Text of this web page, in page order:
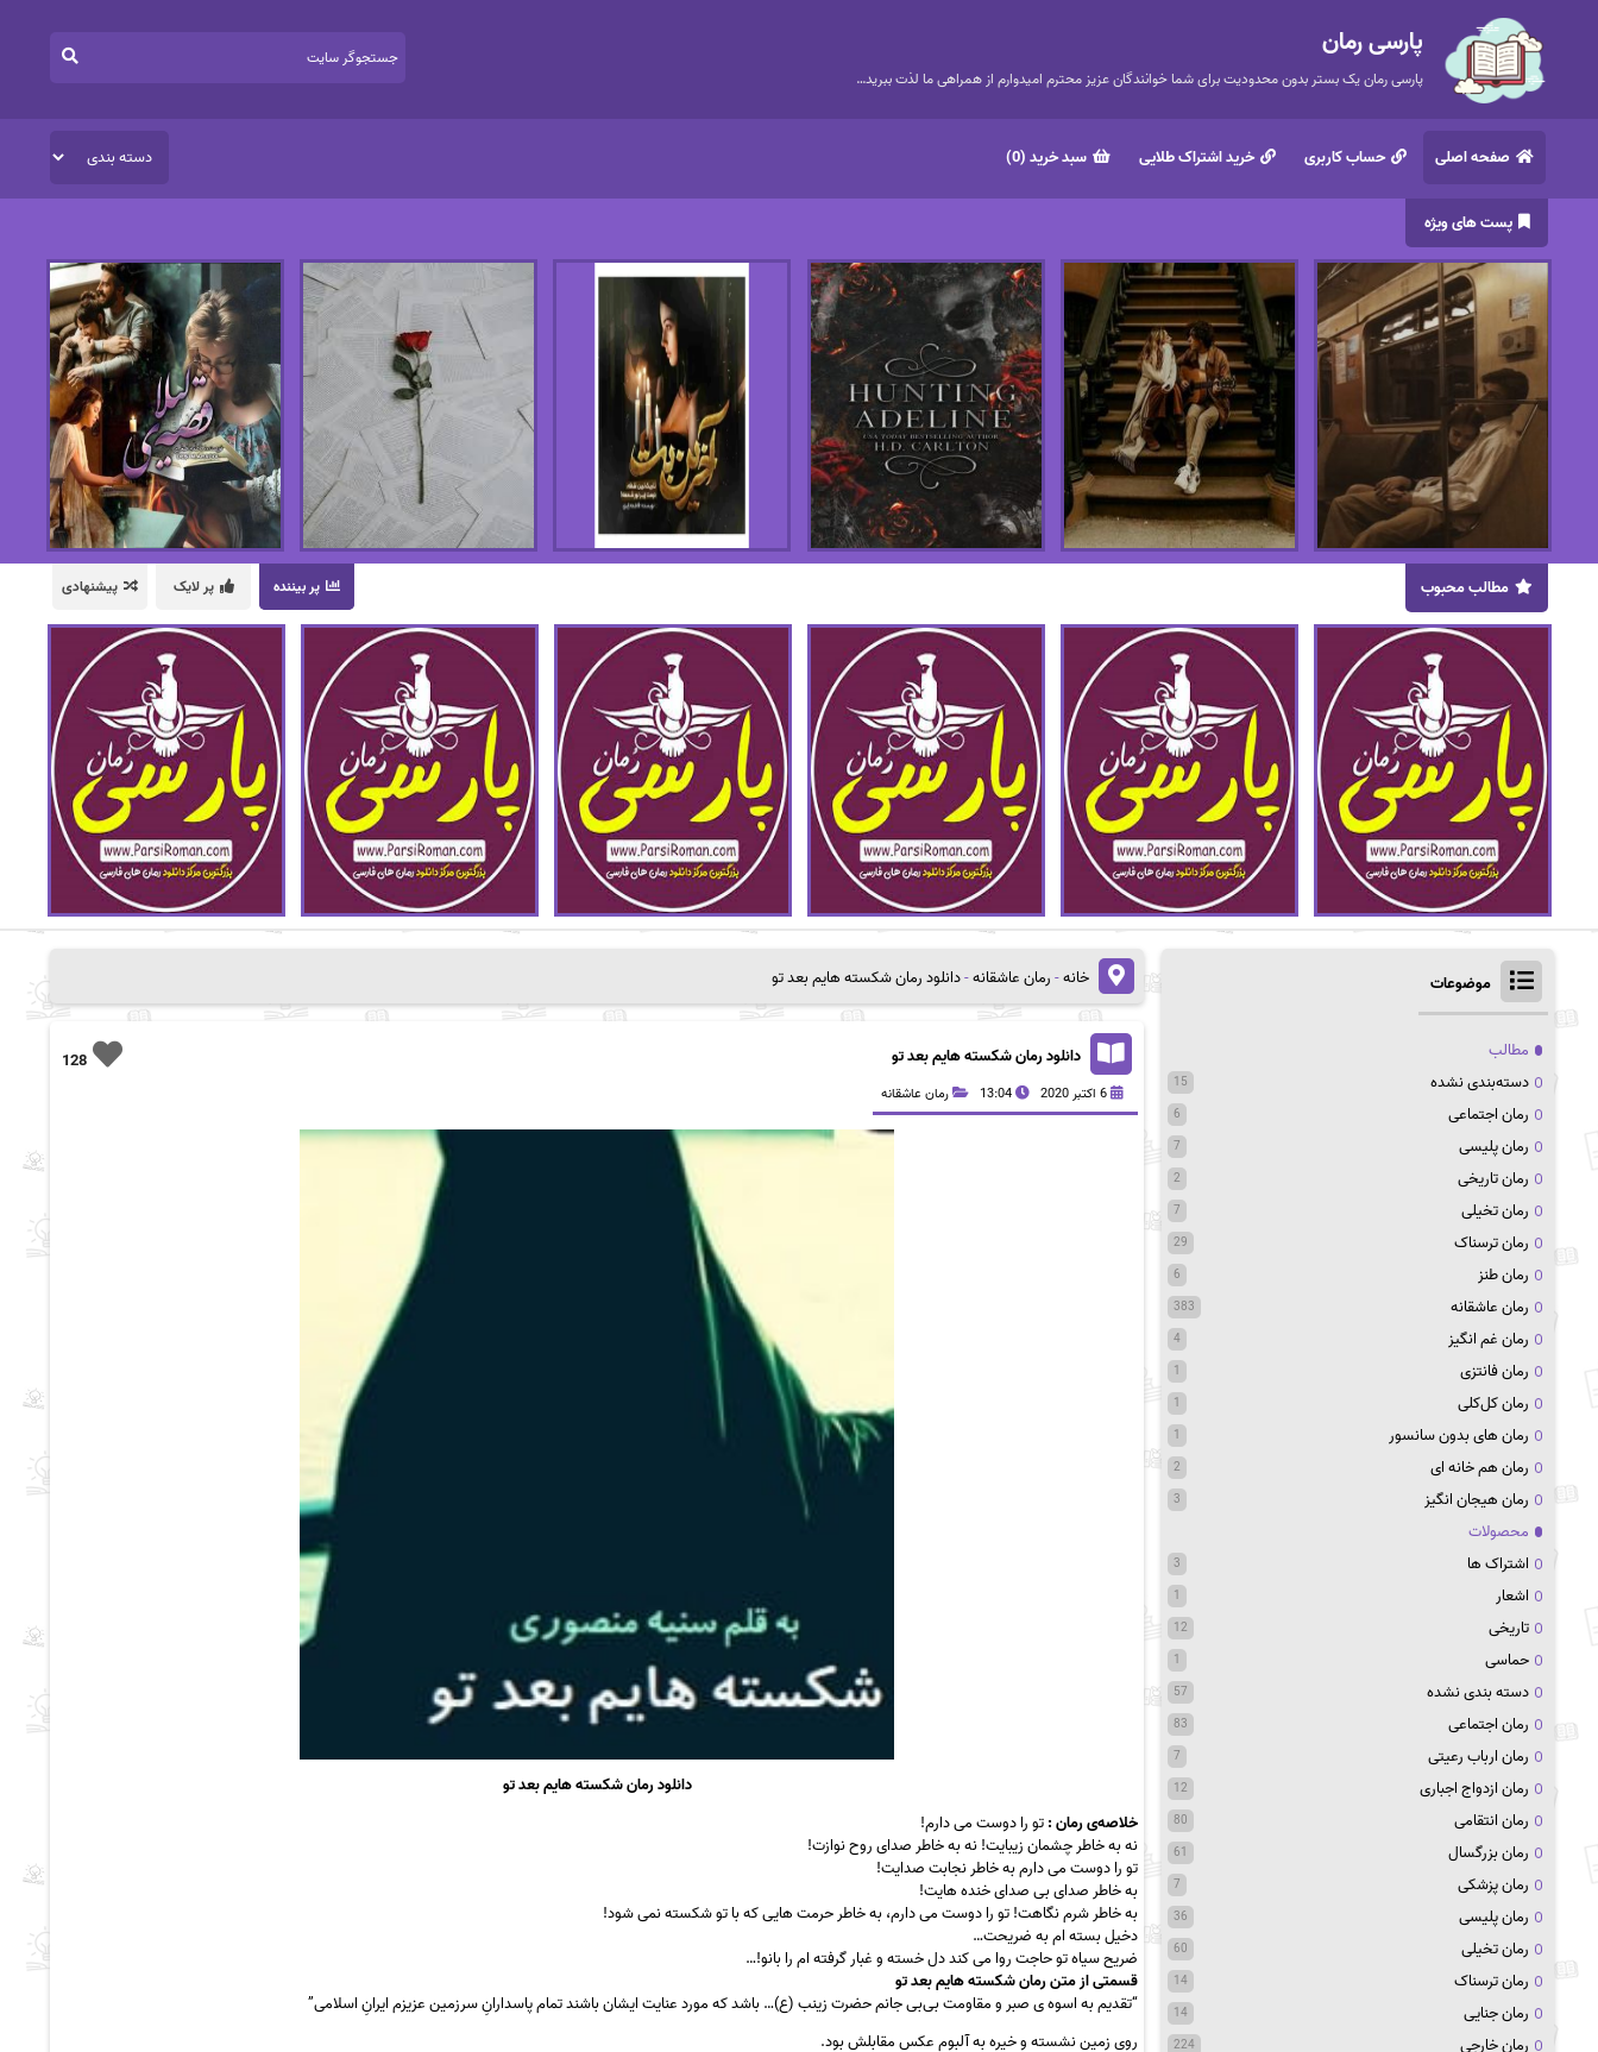
پارسی رمان
پارسی رمان یک بستر بدون محدودیت برای شما خوانندگان عزیز محترم امیدوارم از همراهی ما لذت ببرید…
صفحه اصلی حساب کاربری خرید اشتراک طلایی سبد خرید (0)
پست های ویژه
پر بیننده پر لایک پیشنهادی مطالب محبوب
خانه-رمان عاشقانه-دانلود رمان شکسته هایم بعد تو
128 دانلود رمان شکسته هایم بعد تو
6 اکتبر 2020 13:04 رمان عاشقانه
دانلود رمان شکسته هایم بعد تو
خلاصه‌ی رمان :تو را دوست می دارم!
نه به خاطر چشمان زیبایت! نه به خاطر صدای روح نوازت!
تو را دوست می دارم به خاطر نجابت صدایت!
به خاطر صدای بی صدای خنده هایت!
به خاطر شرم نگاهت! تو را دوست می دارم، به خاطر حرمت هایی که با تو شکسته نمی شود!
دخیل بسته ام به ضریحت…
ضریح سیاه تو حاجت روا می کند دل خسته و غبار گرفته ام را بانو!…
قسمتی از متن رمان شکسته هایم بعد تو
“تقدیم به اسوه ی صبر و مقاومت بی‌بی جانم حضرت زینب (ع)… باشد که مورد عنایت ایشان باشند تمام پاسدارانِ سرزمین عزیزم ایرانِ اسلامی”
روی زمین نشسته و خیره به آلبوم عکس مقابلش بود.
موضوعات
مطالب
دسته‌بندی نشده
15
رمان اجتماعی 6
رمان پلیسی 7
رمان تاریخی 2
رمان تخیلی 7
رمان ترسناک 29
رمان طنز 6
رمان عاشقانه 383
رمان غم انگیز 4
رمان فانتزی 1
رمان کل‌کلی 1
رمان های بدون سانسور 1
رمان هم خانه ای 2
رمان هیجان انگیز 3
محصولات
اشتراک ها
3
اشعار 1
تاریخی 12
حماسی 1
دسته بندی نشده 57
رمان اجتماعی 83
رمان ارباب رعیتی 7
رمان ازدواج اجباری 12
رمان انتقامی 80
رمان بزرگسال 61
رمان پزشکی 7
رمان پلیسی 36
رمان تخیلی 60
رمان ترسناک 14
رمان جنایی 14
رمان خارجی 224